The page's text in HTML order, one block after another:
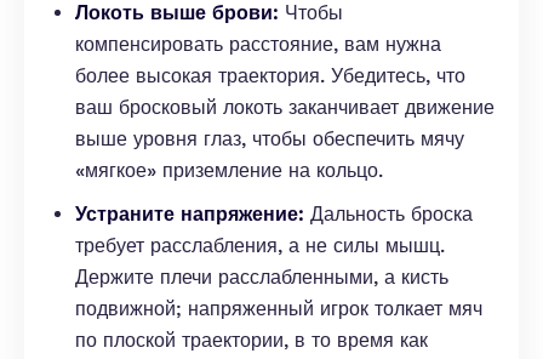
Локоть выше брови: Чтобы
компенсировать расстояние, вам нужна
более высокая траектория. Убедитесь, что
ваш бросковый локоть заканчивает движение
выше уровня глаз, чтобы обеспечить мячу
«мягкое» приземление на кольцо.
Устраните напряжение: Дальность броска
требует расслабления, а не силы мышц.
Держите плечи расслабленными, а кисть
подвижной; напряженный игрок толкает мяч
по плоской траектории, в то время как